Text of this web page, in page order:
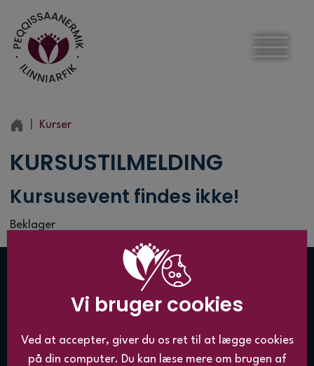
Kurser
KURSUSTILMELDING
Kursusevent findes ikke!
Beklager
GENVEJE
Kurser
Studiemiljø
OM PI
Udlejning
Skolens historie
Vi bruger cookies
Ved at accepter, giver du os ret til at lægge cookies
på din computer. Du kan læse mere om brugen af